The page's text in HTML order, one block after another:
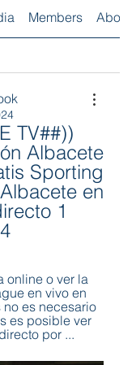
Members About
TV##))
Albacete
Sporting
en
1
online o ver la
en vivo en
no es necesario
es posible ver
por ...